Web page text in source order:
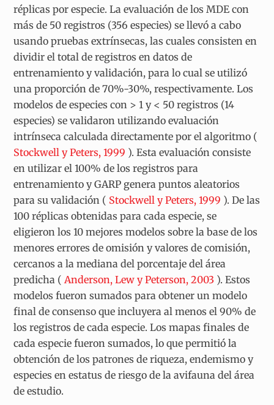
réplicas por especie. La evaluación de los MDE con
más de 50 registros (356 especies) se llevó a cabo
usando pruebas extrínsecas, las cuales consisten en
dividir el total de registros en datos de
entrenamiento y validación, para lo cual se utilizó
una proporción de 70%-30%, respectivamente. Los
modelos de especies con > 1 y < 50 registros (14
especies) se validaron utilizando evaluación
intrínseca calculada directamente por el algoritmo (
Stockwell y Peters, 1999 ). Esta evaluación consiste
en utilizar el 100% de los registros para
entrenamiento y GARP genera puntos aleatorios
para su validación ( Stockwell y Peters, 1999 ). De las
100 réplicas obtenidas para cada especie, se
eligieron los 10 mejores modelos sobre la base de los
menores errores de omisión y valores de comisión,
cercanos a la mediana del porcentaje del área
predicha ( Anderson, Lew y Peterson, 2003 ). Estos
modelos fueron sumados para obtener un modelo
final de consenso que incluyera al menos el 90% de
los registros de cada especie. Los mapas finales de
cada especie fueron sumados, lo que permitió la
obtención de los patrones de riqueza, endemismo y
especies en estatus de riesgo de la avifauna del área
de estudio.